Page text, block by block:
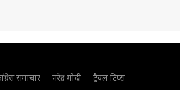
समाचार नरेंद्र मोदी ट्रैवल टिप्स